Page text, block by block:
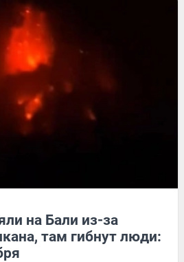
на Бали из-за
там гибнут люди: